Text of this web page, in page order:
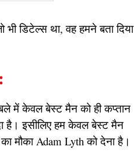
डिटेल्स था, वह हमने बता दिया
में केवल बेस्ट मैन को ही कप्तान
है। इसीलिए हम केवल बेस्ट मैन
मौका Adam Lyth को देना है।